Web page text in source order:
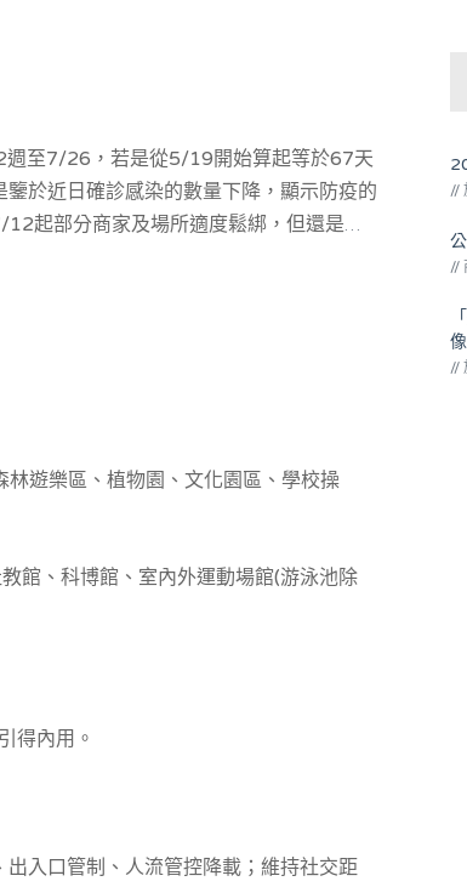
週至7/26，若是從5/19開始算起等於67天
於近日確診感染的數量下降，顯示防疫的
起部分商家及場所適度鬆綁，但還是維
遊樂區、植物園、文化園區、學校操
館、科博館、室內外運動場館(游泳池除
得內用。
入口管制、人流管控降載；維持社交距
//
//
像
//